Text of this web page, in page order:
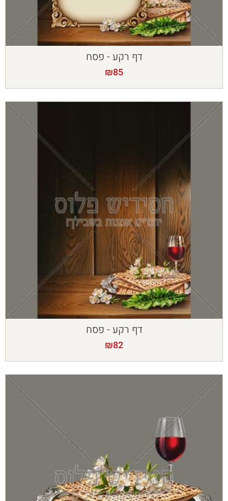
דף רקע - פסח
₪85
דף רקע - פסח
₪82